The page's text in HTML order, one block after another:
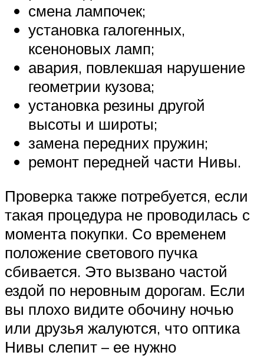
смена лампочек;
установка галогенных,
ксеноновых ламп;
авария, повлекшая нарушение
геометрии кузова;
установка резины другой
высоты и широты;
замена передних пружин;
ремонт передней части Нивы.
Проверка также потребуется, если
такая процедура не проводилась с
момента покупки. Со временем
положение светового пучка
сбивается. Это вызвано частой
ездой по неровным дорогам. Если
вы плохо видите обочину ночью
или друзья жалуются, что оптика
Нивы слепит – ее нужно